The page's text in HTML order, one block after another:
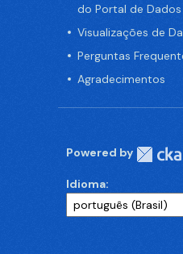
do Portal de
Visualizações de
Perguntas
Agradecimentos
Powered by
Idioma